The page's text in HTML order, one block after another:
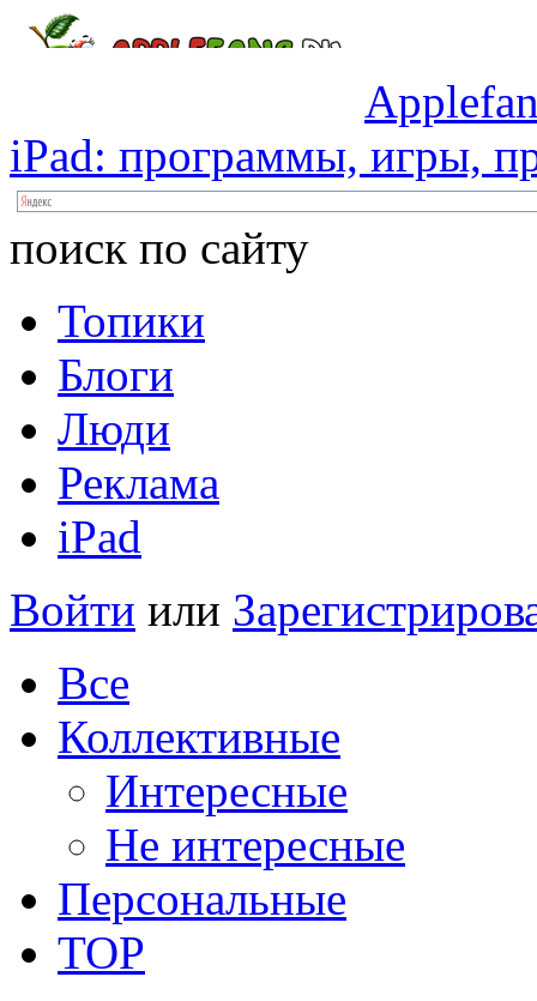
iPad: программы, игры,
поиск по сайту
Топики
Блоги
Люди
Реклама
iPad
Войти или
Все
Коллективные
Интересные
Не интересные
Персональные
TOP